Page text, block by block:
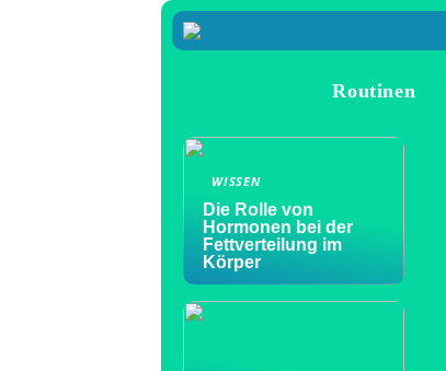
Routinen
WISSEN
Die Rolle von
Hormonen bei der
Fettverteilung im
Körper